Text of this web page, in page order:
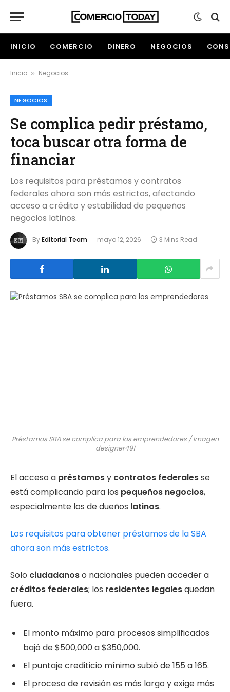
INICIO COMERCIO DINERO NEGOCIOS
Inicio » Negocios
NEGOCIOS
Se complica pedir préstamo,
toca buscar otra forma de
financiar
Los requisitos para préstamos y contratos
federales ahora son más estrictos, afectando
acceso a crédito y estabilidad de pequeños
negocios latinos.
ByEditorial Team mayo 12, 2026 3 Mins Read
Préstamos SBA se complica para los emprendedores / Imagen
designer491
El acceso a préstamosy contratos federalesse
está complicando para los pequeños negocios,
especialmente los de dueños latinos.
Los requisitos para obtener préstamos de la SBA
ahora son más estrictos.
Solo ciudadanoso nacionales pueden acceder a
créditos federales; los residentes legalesquedan
fuera.
El monto máximo para procesos simplificados
bajó de $500,000 a $350,000.
El puntaje crediticio mínimo subió de 155 a 165.
El proceso de revisión es más largo y exige más